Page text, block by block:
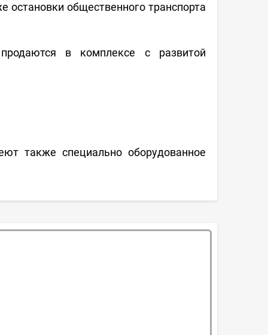
остановки общественного транспорта
в комплексе с развитой
также специально оборудованное